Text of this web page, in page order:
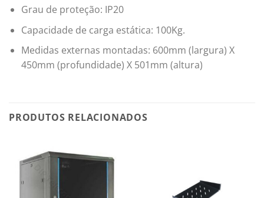
Grau de proteção: IP20
Capacidade de carga estática: 100Kg.
Medidas externas montadas: 600mm (largura) X
450mm (profundidade) X 501mm (altura)
PRODUTOS RELACIONADOS